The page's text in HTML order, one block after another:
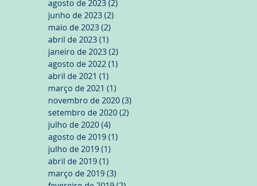
agosto de 2023(2)
junho de 2023(2)
maio de 2023(2)
abril de 2023(1)
janeiro de 2023(2)
agosto de 2022(1)
abril de 2021 (1)
março de 2021 (1)
novembro de 2020(3)
setembro de 2020(2)
julho de 2020(4)
agosto de 2019(1)
julho de 2019(1)
abril de 2019(1)
março de 2019(3)